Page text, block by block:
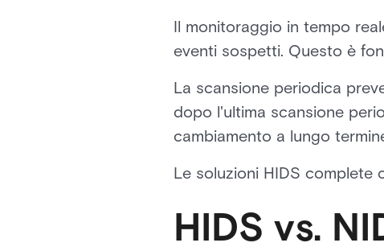
Il monitoraggio in tempo
eventi sospetti. Questo è
La scansione periodica
dopo l'ultima scansione
cambiamento a lungo
Le soluzioni HIDS complete
HIDS vs.